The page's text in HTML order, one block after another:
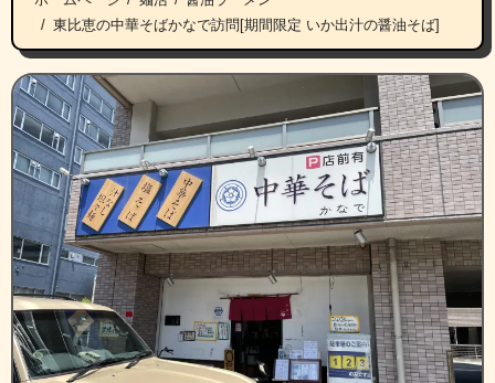
東比恵の中華そばかなで訪問[期間限定 いか出汁の醤油そば]